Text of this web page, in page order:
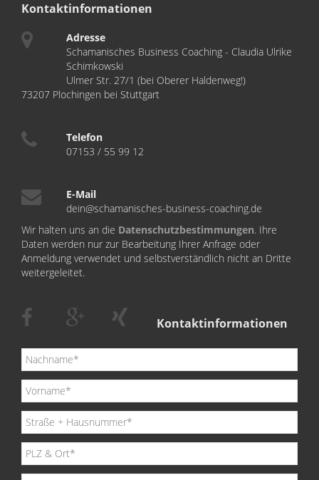
Kontaktinformationen
Adresse
Schamanisches Business Coaching - Claudia Ulrike
Schimkowski
Ulmer Str. 27/1 (bei Oberer Haldenweg!)
73207 Plochingen bei Stuttgart
Telefon
07153 / 55 99 12
E-Mail
dein@schamanisches-business-coaching.de
Wir halten uns an die Datenschutzbestimmungen. Ihre
Daten werden nur zur Bearbeitung Ihrer Anfrage oder
Anmeldung verwendet und selbstverständlich nicht an Dritte
weitergeleitet.
Kontaktinformationen